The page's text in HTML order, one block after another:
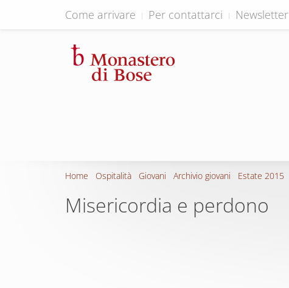
Come arrivare Per contattarci Newsletter
Home Ospitalità Giovani Archivio giovani Estate 2015
Misericordia e perdono